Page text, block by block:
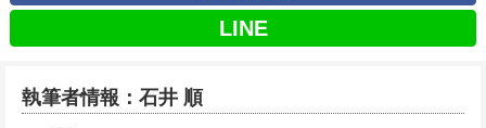
LINE
執筆者情報：石井 順